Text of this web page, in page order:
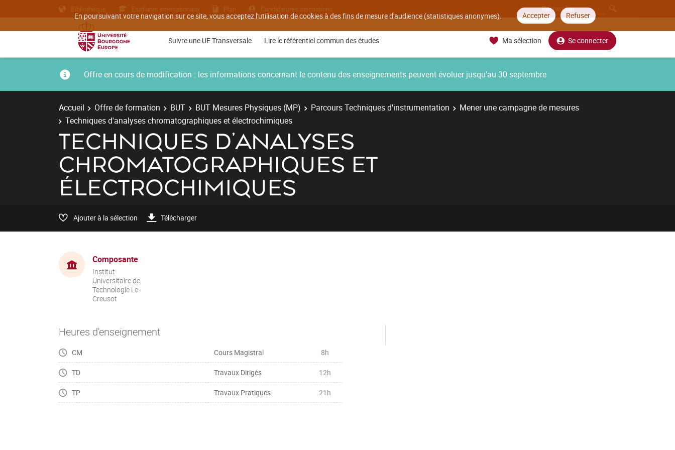
En poursuivant votre navigation sur ce site, vous acceptez l'utilisation de cookies à des fins de mesure d'audience (statistiques anonymes). Accepter Refuser
Bibliothèque Etudiants internationaux Plan Candidatures inscriptions
Suivre une UE Transversale Lire le référentiel commun des études Ma sélection Se connecter
Offre en cours de modification : les informations concernant le contenu des enseignements peuvent évoluer jusqu’au 30 septembre
Accueil Offre de formation BUT BUT Mesures Physiques (MP) Parcours Techniques d'instrumentation
Mener une campagne de mesures
Techniques d'analyses chromatographiques et électrochimiques
TECHNIQUES D'ANALYSES
CHROMATOGRAPHIQUES ET
ÉLECTROCHIMIQUES
Ajouter à la sélection Télécharger
Composante
Institut
Universitaire de
Technologie Le
Creusot
Heures d'enseignement
CM Cours Magistral 8h
TD Travaux Dirigés 12h
TP Travaux Pratiques 21h